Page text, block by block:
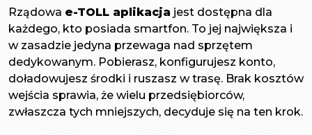
Rządowa e-TOLL aplikacja jest dostępna dla
każdego, kto posiada smartfon. To jej największa i
w zasadzie jedyna przewaga nad sprzętem
dedykowanym. Pobierasz, konfigurujesz konto,
doładowujesz środki i ruszasz w trasę. Brak kosztów
wejścia sprawia, że wielu przedsiębiorców,
zwłaszcza tych mniejszych, decyduje się na ten krok.